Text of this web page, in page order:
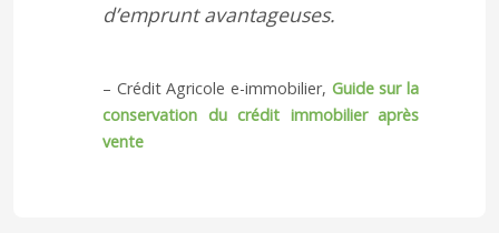
d’emprunt avantageuses.
– Crédit Agricole e-immobilier, Guide sur la
conservation du crédit immobilier après
vente